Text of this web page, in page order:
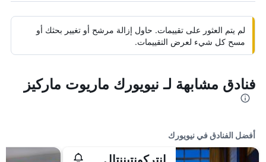
لم يتم العثور على تقييمات. حاول إزالة مرشح أو تغيير بحثك أو
مسح كل شيء لعرض التقييمات.
فنادق مشابهة لـ نيويورك ماريوت ماركيز
أفضل الفنادق في نيويورك